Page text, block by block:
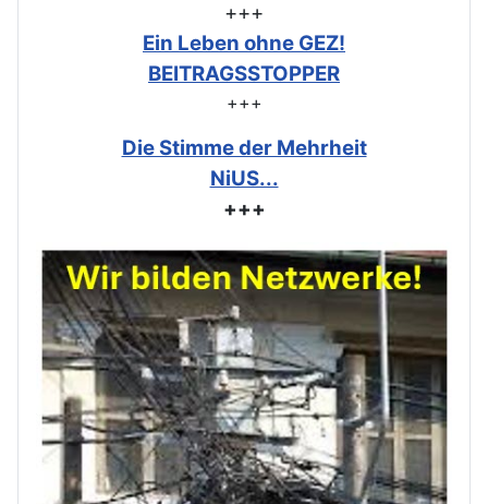
+++
Ein Leben ohne GEZ!
BEITRAGSSTOPPER
+++
Die Stimme der Mehrheit
NiUS...
+++